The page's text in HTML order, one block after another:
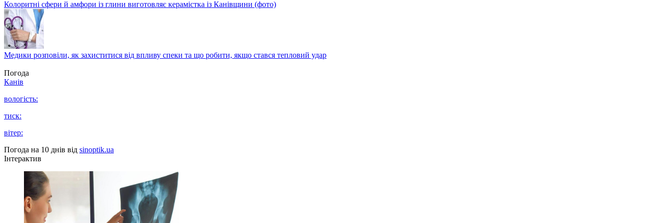
Колоритні сфери й амфори із глини виготовляє керамістка із Канівщини (фото)
Медики розповіли, як захиститися від впливу спеки та що робити, якщо стався тепловий удар
Погода
Канів
вологість:
тиск:
вітер:
Погода на 10 днів від sinoptik.ua
Інтерактив